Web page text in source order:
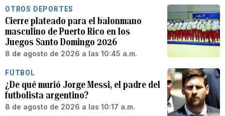
OTROS DEPORTES
Cierre plateado para el balonmano
masculino de Puerto Rico en los
Juegos Santo Domingo 2026
8 de agosto de 2026 a las 10:45 a.m.
FÚTBOL
¿De qué murió Jorge Messi, el padre del
futbolista argentino?
8 de agosto de 2026 a las 10:17 a.m.